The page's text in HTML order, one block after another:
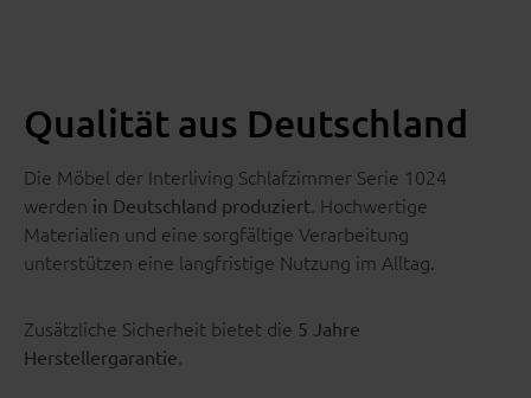
Qualität aus Deutschland
Die Möbel der Interliving Schlafzimmer Serie 1024
werden in Deutschland produziert. Hochwertige
Materialien und eine sorgfältige Verarbeitung
unterstützen eine langfristige Nutzung im Alltag.
Zusätzliche Sicherheit bietet die 5 Jahre
Herstellergarantie.